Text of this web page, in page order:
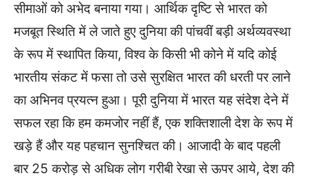
सीमाओं को अभेद बनाया गया। आर्थिक दृष्टि से भारत को
मजबूत स्थिति में ले जाते हुए दुनिया की पांचवीं बड़ी अर्थव्यवस्था
के रूप में स्थापित किया, विश्व के किसी भी कोने में यदि कोई
भारतीय संकट में फसा तो उसे सुरक्षित भारत की धरती पर लाने
का अभिनव प्रयत्न हुआ। पूरी दुनिया में भारत यह संदेश देने में
सफल रहा कि हम कमजोर नहीं हैं, एक शक्तिशाली देश के रूप में
खड़े हैं और यह पहचान सुनश्चित की। आजादी के बाद पहली
बार 25 करोड़ से अधिक लोग गरीबी रेखा से ऊपर आये, देश की